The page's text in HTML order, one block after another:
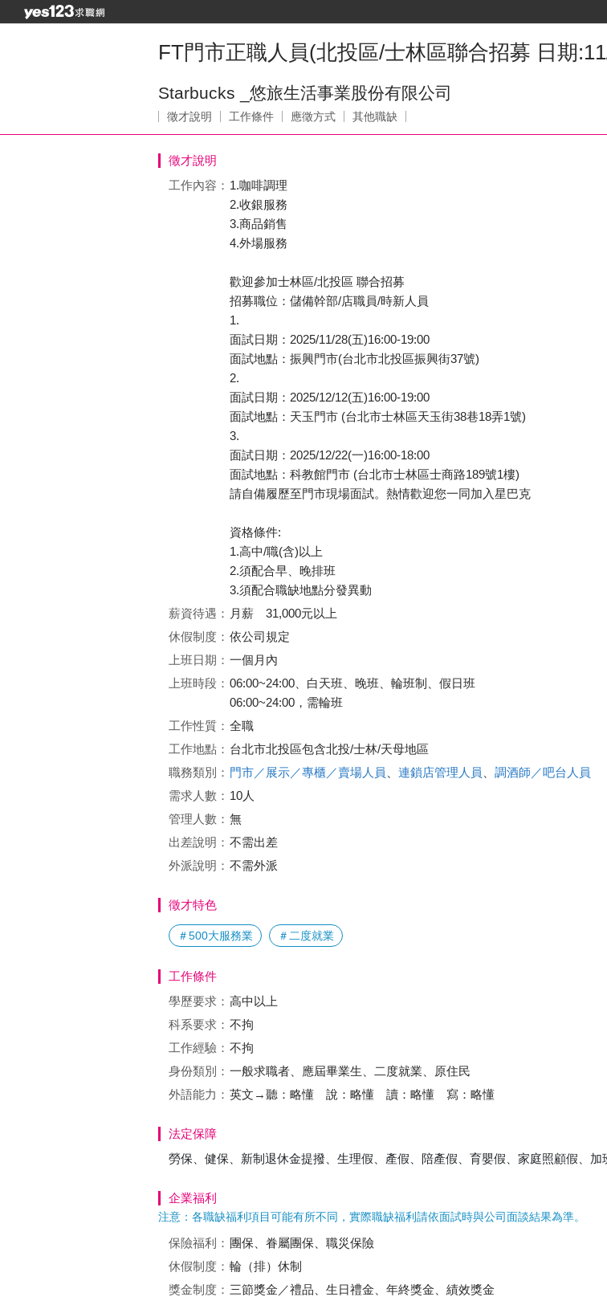
FT門市正職人員(北投區/士林區聯合招募 日期
Starbucks _悠旅生活事業股份有限公司
徵才說明 工作條件 應徵方式 其他職缺
徵才說明
工作內容： 1.咖啡調理
2.收銀服務
3.商品銷售
4.外場服務
歡迎參加士林區/北投區 聯合招募
招募職位：儲備幹部/店職員/時新人員
1.
面試日期：2025/11/28(五)16:00-19:00
面試地點：振興門市(台北市北投區振興街37號)
2.
面試日期：2025/12/12(五)16:00-19:00
面試地點：天玉門市 (台北市士林區天玉街38巷18弄1號)
3.
面試日期：2025/12/22(一)16:00-18:00
面試地點：科教館門市 (台北市士林區士商路189號1樓)
請自備履歷至門市現場面試。熱情歡迎您一同加入星巴克
資格條件:
1.高中/職(含)以上
2.須配合早、晚排班
3.須配合職缺地點分發異動
薪資待遇： 月薪 31,000元以上
休假制度： 依公司規定
上班日期： 一個月內
上班時段： 06:00~24:00、白天班、晚班、輪班制、假日班
06:00~24:00，需輪班
工作性質： 全職
工作地點： 台北市北投區包含北投/士林/天母地區
職務類別： 門市／展示／專櫃／賣場人員 連鎖店管理人員
調酒師／吧台人員
需求人數： 10人
管理人數： 無
出差說明： 不需出差
外派說明： 不需外派
徵才特色
＃500大服務業 ＃二度就業
工作條件
學歷要求： 高中以上
科系要求： 不拘
工作經驗： 不拘
身份類別： 一般求職者、應屆畢業生、二度就業、原住民
外語能力： 英文→聽：略懂 說：略懂 讀：略懂 寫：略懂
法定保障
勞保、健保、新制退休金提撥、生理假、產假、陪產假、育嬰假、家庭照顧假、加
企業福利
注意：各職缺福利項目可能有所不同，實際職缺福利請依面試時與公司面談結果為準。
保險福利： 團保、眷屬團保、職災保險
休假制度： 輪（排）休制
獎金制度： 三節獎金／禮品、生日禮金、年終獎金、績效獎金